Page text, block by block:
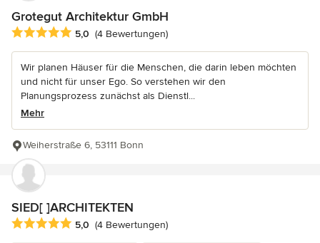
Grotegut Architektur GmbH
Durchschnittliche Bewertung: 5 von 5 Sternen
5,0 (4 Bewertungen)
Wir planen Häuser für die Menschen, die darin leben möchten
und nicht für unser Ego. So verstehen wir den
Planungsprozess zunächst als Dienstl...
Mehr
Weiherstraße 6, 53111 Bonn
SIED[ ]ARCHITEKTEN
Durchschnittliche Bewertung: 5 von 5 Sternen
5,0 (4 Bewertungen)